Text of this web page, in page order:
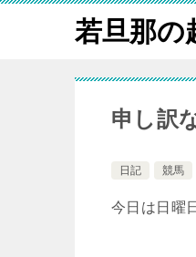
若旦那の
申し訳
日記 競馬
今日は日曜